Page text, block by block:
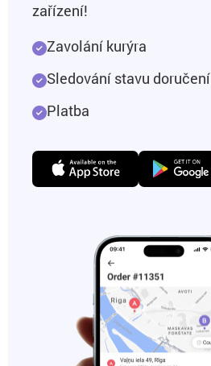
zařízení!
Zavolání kurýra
Sledování stavu doručení
Platba